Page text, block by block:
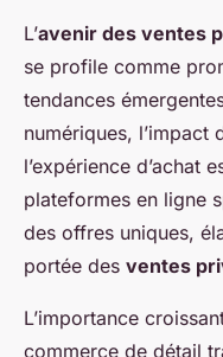
L’avenir des ventes
se profile comme
tendances
numériques, l’impact
l’expérience d’achat
plateformes en ligne
des offres uniques,
portée des ventes
L’importance
commerce de détail